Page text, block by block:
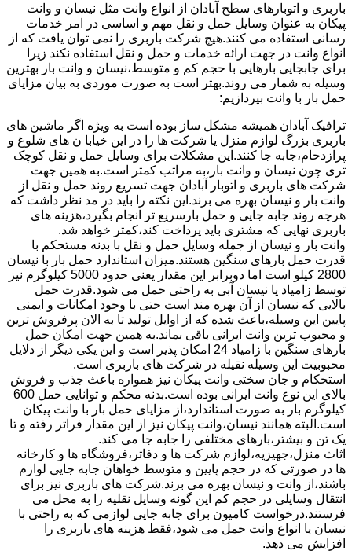
باربری و اتوبارهای سطح آبادان از انواع وانت مثل نیسان و وانت
پیکان به عنوان وسایل حمل و نقل مهم و اساسی در امر خدمات
رسانی استفاده می کنند.هیچ شرکت باربری را نمی توان یافت که از
انواع وانت در جهت ارائه خدمات و حمل و نقل استفاده نکند زیرا
برای جابجایی بارهایی با حجم کم و متوسط،نیسان و وانت بار بهترین
وسیله به شمار می روند.بهتر است به صورت موردی به بیان مزایای
حمل بار با وانت بپردازیم:
ترافیک آبادان همیشه مشکل ساز بوده است به ویژه اگر ماشین های
باربری بزرگ لوازم منزل یا شرکت ها را در این خیابا ن های شلوغ و
پرازدحام،جابه جا کنند.این مشکلات برای وسایل حمل و نقل کوچک
تری چون نیسان و وانت بار،به مراتب کمتر است.به همین جهت
شرکت های باربری و اتوبار آبادان جهت تسریع روند حمل و نقل از
وانت بار و نیسان بهره می برند.این نکته را باید در مد نظر داشت که
هرچه روند جابه جایی و حمل بارسریع تر انجام بگیرد،هزینه های
باربری نهایی که مشتری باید پرداخت کند،کمتر خواهد شد.
وانت بار و نیسان از جمله وسایل حمل و نقل با بدنه مستحکم با
قدرت حمل بارهای سنگین هستند.میزان استاندارد حمل بار با نیسان
2800 کیلو است اما دوبرابر این مقدار یعنی حدود 5000 کیلوگرم نیز
توسط زامیاد یا نیسان آبی به راحتی حمل می شود.قدرت حمل
بالایی که نیسان از آن بهره مند است حتی با وجود امکانات و ایمنی
پایین این وسیله،باعث شده که از اوایل تولید تا به الان پرفروش ترین
و محبوب ترین وانت ایرانی باقی بماند.به همین جهت امکان حمل
بارهای سنگین با زامیاد 24 امکان پذیر است و این یکی دیگر از دلایل
محبوبیت این وسیله نقیله در شرکت های باربری است.
استحکام و جان سختی وانت پیکان نیز همواره باعث جذب و فروش
بالای این نوع وانت ایرانی بوده است.بدنه محکم و توانایی حمل 600
کیلوگرم بار به صورت استاندارد،از مزایای حمل بار با وانت پیکان
است.البته همانند نیسان،وانت پیکان نیز از این مقدار فراتر رفته و تا
یک تن و بیشتر،بارهای مختلفی را جابه جا می کند.
اثاث منزل،جهیزیه،لوازم شرکت ها و دفاتر،فروشگاه ها و کارخانه
ها در صورتی که در حجم پایین و متوسط خواهان جابه جایی لوازم
باشند،از وانت و نیسان بهره می برند.شرکت های باربری نیز برای
انتقال وسایلی در حجم کم این گونه وسایل نقلیه را به محل می
فرستند.درخواست کامیون برای جابه جایی لوازمی که به راحتی با
نیسان یا انواع وانت حمل می شود،فقط هزینه های باربری را
افزایش می دهد.